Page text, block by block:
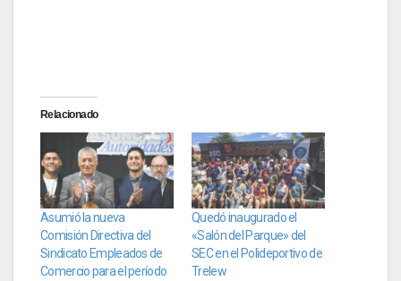
Relacionado
Asumió la nueva
Comisión Directiva del
Sindicato Empleados de
Comercio para el período
Quedó inaugurado el
«Salón del Parque» del
SEC en el Polideportivo de
Trelew